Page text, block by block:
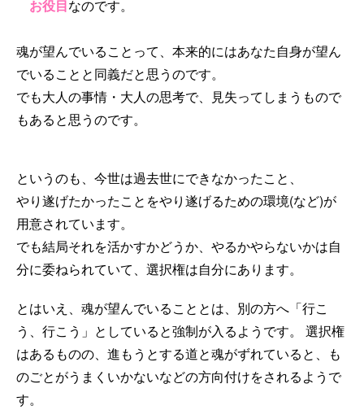
お役目なのです。
魂が望んでいることって、本来的にはあなた自身が望ん
でいることと同義だと思うのです。
でも大人の事情・大人の思考で、見失ってしまうもので
もあると思うのです。
というのも、今世は過去世にできなかったこと、
やり遂げたかったことをやり遂げるための環境(など)が
用意されています。
でも結局それを活かすかどうか、やるかやらないかは自
分に委ねられていて、選択権は自分にあります。
とはいえ、魂が望んでいることとは、別の方へ「行こ
う、行こう」としていると強制が入るようです。 選択権
はあるものの、進もうとする道と魂がずれていると、も
のごとがうまくいかないなどの方向付けをされるようで
す。